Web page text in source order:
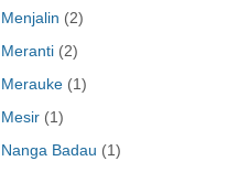
Menjalin (2)
Meranti (2)
Merauke (1)
Mesir (1)
Nanga Badau (1)